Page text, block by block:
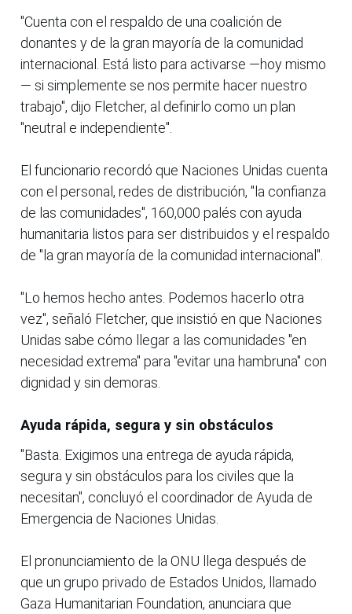
"Cuenta con el respaldo de una coalición de
donantes y de la gran mayoría de la comunidad
internacional. Está listo para activarse —hoy mismo
— si simplemente se nos permite hacer nuestro
trabajo", dijo Fletcher, al definirlo como un plan
"neutral e independiente".
El funcionario recordó que Naciones Unidas cuenta
con el personal, redes de distribución, "la confianza
de las comunidades", 160,000 palés con ayuda
humanitaria listos para ser distribuidos y el respaldo
de "la gran mayoría de la comunidad internacional".
"Lo hemos hecho antes. Podemos hacerlo otra
vez", señaló Fletcher, que insistió en que Naciones
Unidas sabe cómo llegar a las comunidades "en
necesidad extrema" para "evitar una hambruna" con
dignidad y sin demoras.
Ayuda rápida, segura y sin obstáculos
"Basta. Exigimos una entrega de ayuda rápida,
segura y sin obstáculos para los civiles que la
necesitan", concluyó el coordinador de Ayuda de
Emergencia de Naciones Unidas.
El pronunciamiento de la ONU llega después de
que un grupo privado de Estados Unidos, llamado
Gaza Humanitarian Foundation, anunciara que